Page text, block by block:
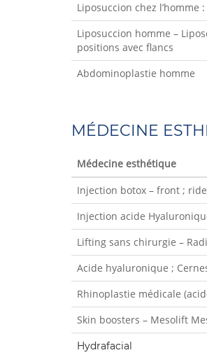
Liposuccion chez l’homme
Liposuccion homme –
positions avec flancs
Abdominoplastie homme
MÉDECINE
Médecine esthétique
Injection botox – front ;
Injection acide
Lifting sans chirurgie –
Acide hyaluronique ;
Rhinoplastie médicale
Skin boosters – Mesolift
Hydrafacial